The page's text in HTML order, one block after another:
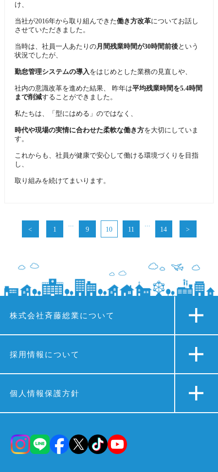
け、
当社が2016年から取り組んできた働き方改革についてお話し
させていただきました。
当時は、社員一人あたりの月間残業時間が30時間前後という
状況でしたが、
勤怠管理システムの導入 をはじめとした業務の見直しや、
社内の意識改革を進めた結果、 昨年は平均残業時間を5.4時間
まで削減することができました。
私たちは、「型にはめる」のではなく、
時代や現場の実情に合わせた柔軟な働き方を大切にしていま
す。
これからも、社員が健康で安心して働ける環境づくりを目指
し、
取り組みを続けてまいります。
< 1 9 10 11 14 >
株式会社斉藤総業について
採用情報について
個人情報保護方針